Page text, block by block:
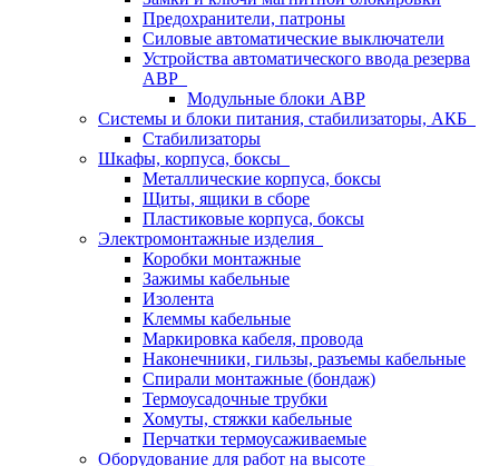
Предохранители, патроны
Силовые автоматические выключатели
Устройства автоматического ввода резерва
АВР
Модульные блоки АВР
Системы и блоки питания, стабилизаторы, АКБ
Стабилизаторы
Шкафы, корпуса, боксы
Металлические корпуса, боксы
Щиты, ящики в сборе
Пластиковые корпуса, боксы
Электромонтажные изделия
Коробки монтажные
Зажимы кабельные
Изолента
Клеммы кабельные
Маркировка кабеля, провода
Наконечники, гильзы, разъемы кабельные
Спирали монтажные (бондаж)
Термоусадочные трубки
Хомуты, стяжки кабельные
Перчатки термоусаживаемые
Оборудование для работ на высоте